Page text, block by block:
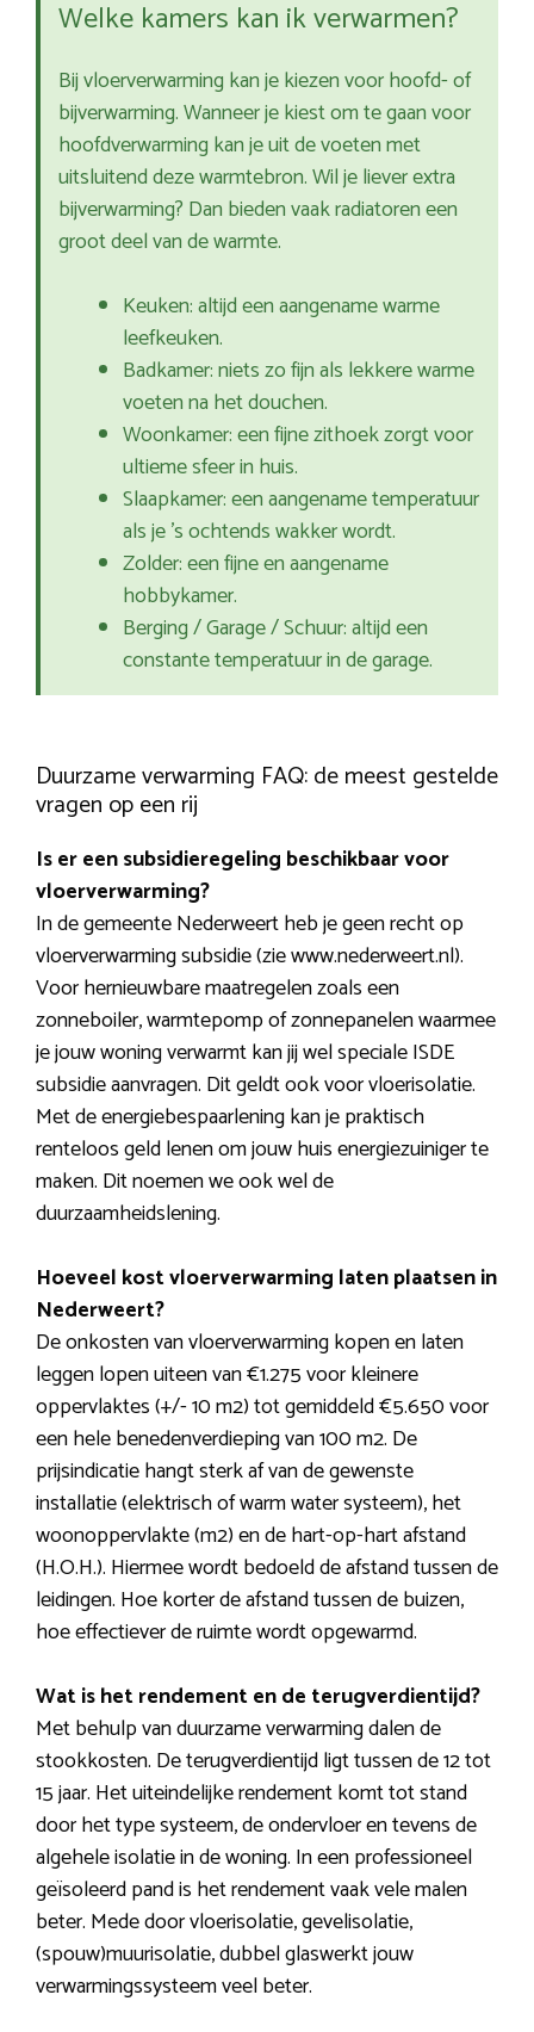
Welke kamers kan ik verwarmen?
Bij vloerverwarming kan je kiezen voor hoofd- of
bijverwarming. Wanneer je kiest om te gaan voor
hoofdverwarming kan je uit de voeten met
uitsluitend deze warmtebron. Wil je liever extra
bijverwarming? Dan bieden vaak radiatoren een
groot deel van de warmte.
Keuken: altijd een aangename warme
leefkeuken.
Badkamer: niets zo fijn als lekkere warme
voeten na het douchen.
Woonkamer: een fijne zithoek zorgt voor
ultieme sfeer in huis.
Slaapkamer: een aangename temperatuur
als je ’s ochtends wakker wordt.
Zolder: een fijne en aangename
hobbykamer.
Berging / Garage / Schuur: altijd een
constante temperatuur in de garage.
Duurzame verwarming FAQ: de meest gestelde
vragen op een rij
Is er een subsidieregeling beschikbaar voor
vloerverwarming?
In de gemeente Nederweert heb je geen recht op
vloerverwarming subsidie (zie www.nederweert.nl).
Voor hernieuwbare maatregelen zoals een
zonneboiler, warmtepomp of zonnepanelen waarmee
je jouw woning verwarmt kan jij wel speciale ISDE
subsidie aanvragen. Dit geldt ook voor vloerisolatie.
Met de energiebespaarlening kan je praktisch
renteloos geld lenen om jouw huis energiezuiniger te
maken. Dit noemen we ook wel de
duurzaamheidslening.
Hoeveel kost vloerverwarming laten plaatsen in
Nederweert?
De onkosten van vloerverwarming kopen en laten
leggen lopen uiteen van €1.275 voor kleinere
oppervlaktes (+/- 10 m2) tot gemiddeld €5.650 voor
een hele benedenverdieping van 100 m2. De
prijsindicatie hangt sterk af van de gewenste
installatie (elektrisch of warm water systeem), het
woonoppervlakte (m2) en de hart-op-hart afstand
(H.O.H.). Hiermee wordt bedoeld de afstand tussen de
leidingen. Hoe korter de afstand tussen de buizen,
hoe effectiever de ruimte wordt opgewarmd.
Wat is het rendement en de terugverdientijd?
Met behulp van duurzame verwarming dalen de
stookkosten. De terugverdientijd ligt tussen de 12 tot
15 jaar. Het uiteindelijke rendement komt tot stand
door het type systeem, de ondervloer en tevens de
algehele isolatie in de woning. In een professioneel
geïsoleerd pand is het rendement vaak vele malen
beter. Mede door vloerisolatie, gevelisolatie,
(spouw)muurisolatie, dubbel glaswerkt jouw
verwarmingssysteem veel beter.